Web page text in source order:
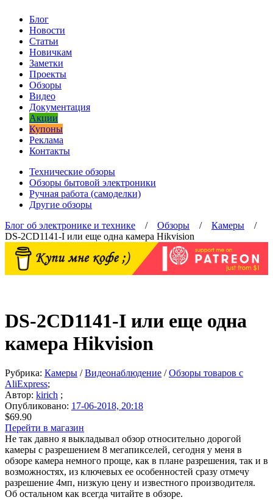
Блог
Новости
Статьи
Новичкам
Заметки
Проекты
Обзоры
Видео
Документация
Акции
Купоны
Реклама
Контакты
Технические обзоры
Обзоры бытовой электроники
Ручная работа (самоделки)
Другие обзоры
Блог об электронике и технике / Обзоры / Камеры /
DS-2CD1141-I или еще одна камера Hikvision
DS-2CD1141-I или еще одна
камера Hikvision
Рубрика: Камеры /Видеонаблюдение /Обзоры товаров с
AliExpress;
Автор: kirich ;
Опубликовано: 17-06-2018, 20:18
$69.90
Перейти в магазин
Не так давно я выкладывал обзор относительно дорогой
камеры с разрешением 8 мегапикселей, сегодня у меня в
обзоре камера немного проще, как в плане разрешения, так и в
возможностях, из ключевых ее особенностей сразу отмечу
разрешение 4мп, низкую цену и известного производителя.
Об остальном как всегда читайте в обзоре.